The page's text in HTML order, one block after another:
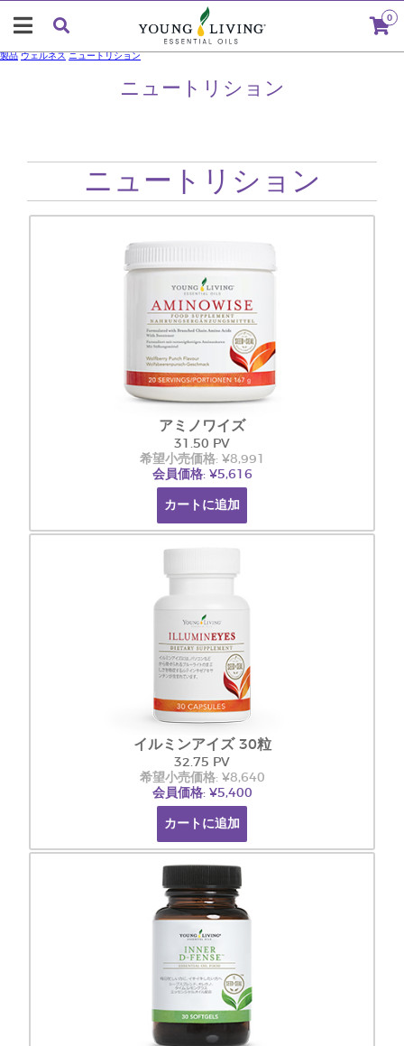
0
ニュートリション
製品 ウェルネス ニュートリション
ニュートリション
アミノワイズ
31.50 PV
希望小売価格: ¥8,991
会員価格: ¥5,616
カートに追加
イルミンアイズ 30粒
32.75 PV
希望小売価格: ¥8,640
会員価格: ¥5,400
カートに追加